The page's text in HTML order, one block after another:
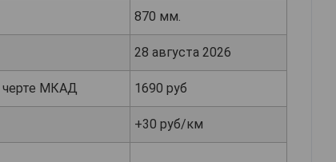
870 мм.
28 августа 2026
черте МКАД 1690 руб
+30 руб/км